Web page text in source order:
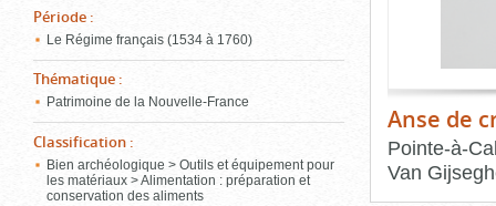
Période :
Le Régime français (1534 à 1760)
Thématique :
Patrimoine de la Nouvelle-France
Classification :
Bien archéologique > Outils et équipement pour
les matériaux > Alimentation : préparation et
conservation des aliments
Anse de
Pointe-à-
Van